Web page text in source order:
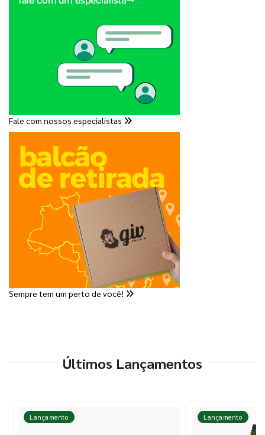
Fale com nossos especialistas
Sempre tem um perto de você!
Últimos Lançamentos
Lançamento Lançamento